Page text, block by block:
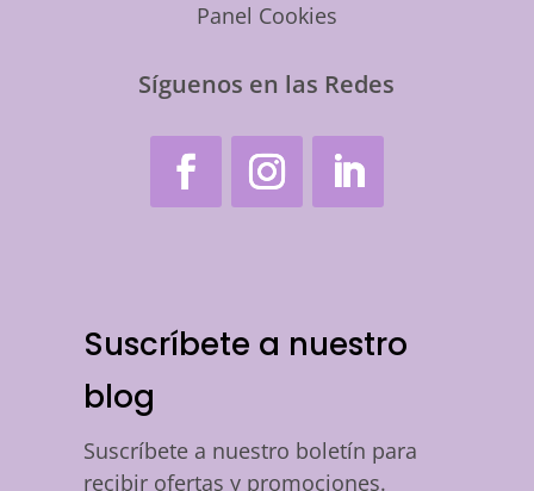
Panel Cookies
Síguenos en las Redes
Suscríbete a nuestro
blog
Suscríbete a nuestro boletín para
recibir ofertas y promociones.